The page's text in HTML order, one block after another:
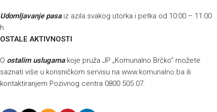
Udomljavanje pasaiz azila svakog utorka i petka od 10:00 – 11:00
h
OSTALE AKTIVNOSTI
O ostalim uslugamakoje pruža JP „Komunalno Brčko“ možete
saznati više u korisničkom servisu na www.komunalno.ba ili
kontaktiranjem Pozivnog centra 0800 505 07.